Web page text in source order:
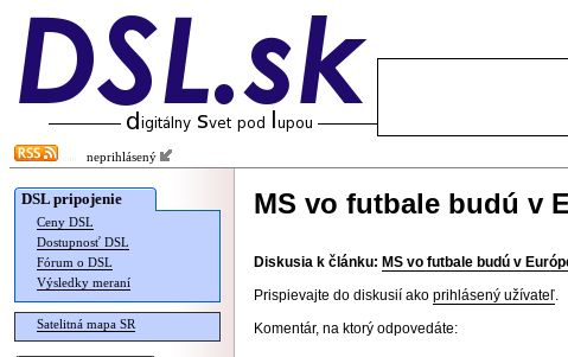
neprihlásený
DSL pripojenie
Ceny DSL
Dostupnosť DSL
Fórum o DSL
Výsledky meraní
Satelitná mapa SR
MS vo futbale budú v
Diskusia k článku: MS vo futbale budú v
Prispievajte do diskusií ako prihlásený užívateľ.
Komentár, na ktorý odpovedáte: